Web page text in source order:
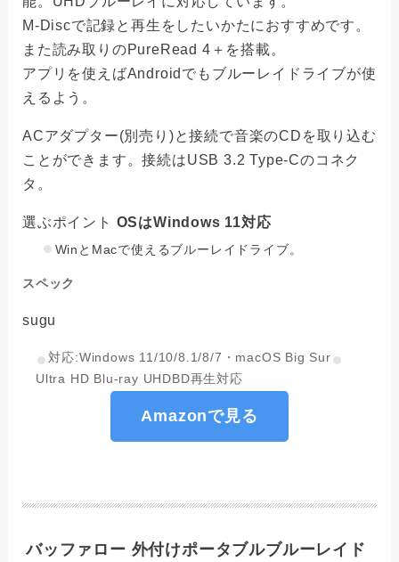
M-Discで記録と再生をしたいかたにおすすめです。
また読み取りのPureRead 4＋を搭載。
アプリを使えばAndroidでもブルーレイドライブが使
えるよう。
ACアダプター(別売り)と接続で音楽のCDを取り込む
ことができます。接続はUSB 3.2 Type-Cのコネク
タ。
選ぶポイント OSはWindows 11対応
WinとMacで使えるブルーレイドライブ。
スペック
sugu
対応:Windows 11/10/8.1/8/7・macOS Big Sur
Ultra HD Blu-ray UHDBD再生対応
Amazonで見る
バッファロー 外付けポータブルブルーレイド